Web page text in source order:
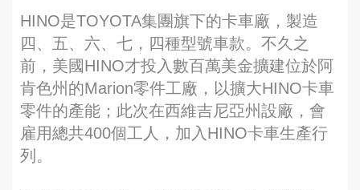
HINO是TOYOTA集團旗下的卡車廠，製造
四、五、六、七，四種型號車款。不久之
前，美國HINO才投入數百萬美金擴建位於阿
肯色州的Marion零件工廠，以擴大HINO卡車
零件的產能；此次在西維吉尼亞州設廠，會
雇用總共400個工人，加入HINO卡車生產行
列。